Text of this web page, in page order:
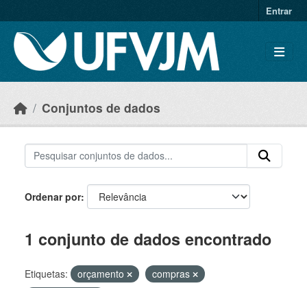
Entrar
Conjuntos de dados
Ordenar por
1 conjunto de dados encontrado
Etiquetas: orçamento
compras